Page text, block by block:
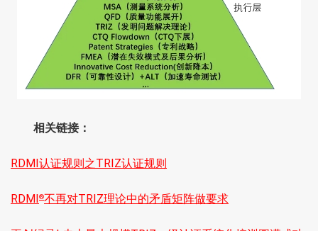
相关链接：
RDMI认证规则之TRIZ认证规则
RDMI ®不再对TRIZ理论中的矛盾矩阵做要求